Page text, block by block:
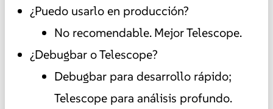
¿Puedo usarlo en producción?
No recomendable. Mejor Telescope.
¿Debugbar o Telescope?
Debugbar para desarrollo rápido;
Telescope para análisis profundo.